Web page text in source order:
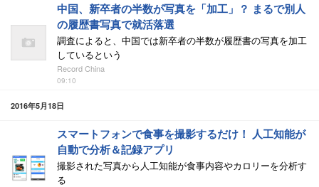
中国、新卒者の半数が写真を「加工」？ まるで別人
の履歴書写真で就活落選
調査によると、中国では新卒者の半数が履歴書の写真を加工
しているという
Record China
09:10
2016年5月18日
スマートフォンで食事を撮影するだけ！ 人工知能が
自動で分析＆記録アプリ
撮影された写真から人工知能が食事内容やカロリーを分析す
る